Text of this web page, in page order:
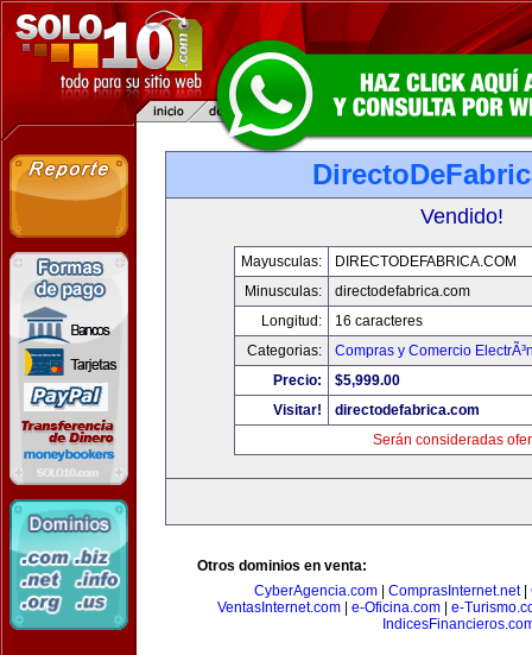
Vendido!
Mayusculas:
DIRECTODEFABRICA.COM
Minusculas:
directodefabrica.com
Longitud:
16 caracteres
Categorias:
Compras y Comercio
Precio:
$5,999.00
Visitar!
directodefabrica.com
Serán consideradas
Otros dominios en venta:
CyberAgencia.com| ComprasInternet.net|
VentasInternet.com
e-Oficina.com
e-